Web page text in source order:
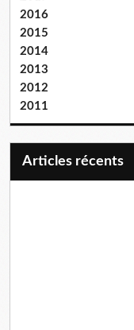
2016
2015
2014
2013
2012
2011
articles récents